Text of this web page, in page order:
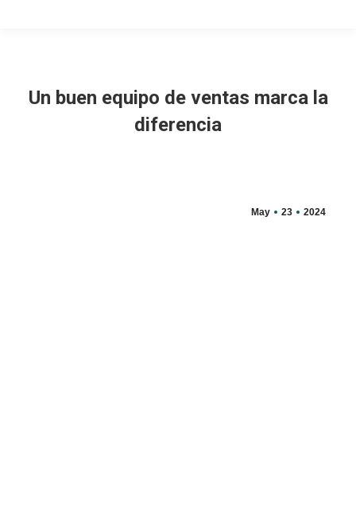
Un buen equipo de ventas marca la
diferencia
May 23 2024